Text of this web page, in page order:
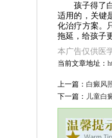
孩子得了
适用的，关键
化治疗方案。
拖延，给孩子
本广告仅供医
当前文章地址：
上一篇： 白癜风
下一篇： 儿童白